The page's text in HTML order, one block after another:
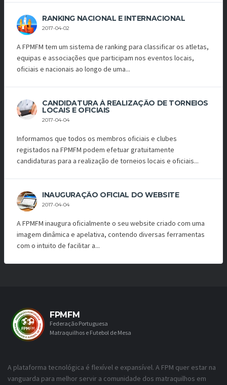
RANKING NACIONAL E INTERNACIONAL
2017-04-02
A FPMFM tem um sistema de ranking para classificar os atletas,
equipas e associações que participam nos eventos locais,
oficiais e nacionais ao longo de uma...
CANDIDATURA À REALIZAÇÃO DE TORNEIOS
LOCAIS E OFICIAIS
2017-04-04
Informamos que todos os membros oficiais e clubes
registados na FPMFM podem efetuar gratuitamente
candidaturas para a realização de torneios locais e oficiais...
INAUGURAÇÃO OFICIAL DO WEBSITE
2017-04-04
A FPMFM inaugura oficialmente o seu website criado com uma
imagem dinâmica e apelativa, contendo diversas ferramentas
com o intuito de facilitar a...
FPMFM
Federação Portuguesa
Matraquilhos e Futebol de Mesa
A plataforma tecnológica é flexível e expansível. A FPM quer estar na
vanguarda para melhor servir a comunidade dos matraquilhos em